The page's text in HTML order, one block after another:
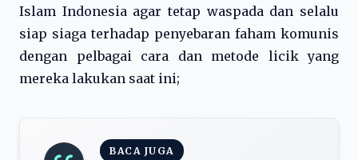
Islam Indonesia agar tetap waspada dan selalu
siap siaga terhadap penyebaran faham komunis
dengan pelbagai cara dan metode licik yang
mereka lakukan saat ini;
BACA JUGA